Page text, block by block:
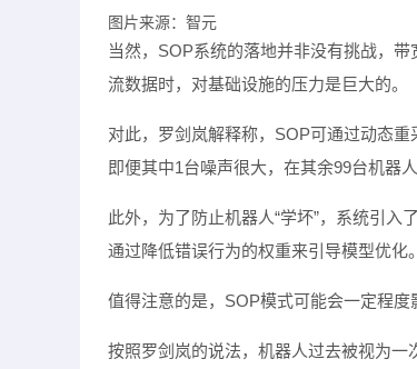
图片来源：智元
当然，SOP系统的落地并非没有挑战，
流数据时，对基础设施的压力是巨大的。
对此，罗剑岚解释称，SOP可通过动态重
即便其中1台噪声很大，在其余99台机器
此外，为了防止机器人“学坏”，系统引入
通过降低错误行为的权重来引导模型优化。
值得注意的是，SOP模式可能会一定程度
按照罗剑岚的说法，机器人过去被视为